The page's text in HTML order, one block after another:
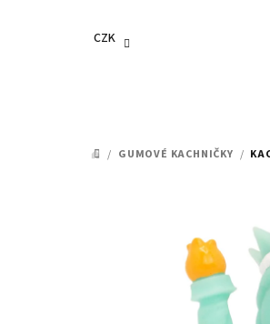
CZK
DOMŮ
/ GUMOVÉ KACHNIČKY /